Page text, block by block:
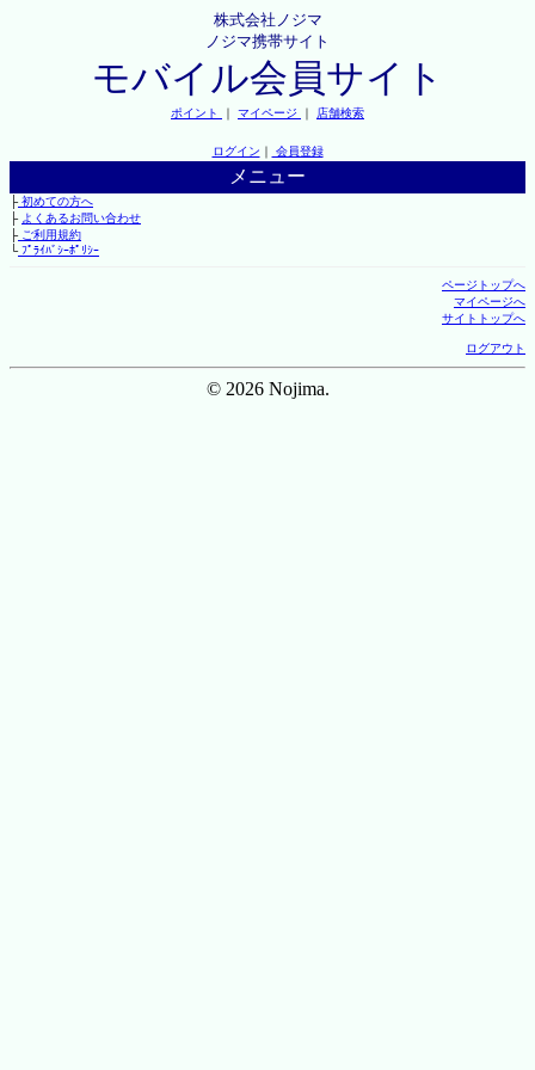
株式会社ノジマ
ノジマ携帯サイト
モバイル会員サイト
ポイント ｜ マイページ ｜ 店舗検索
ログイン ｜ 会員登録
メニュー
├初めての方へ
├ よくあるお問い合わせ
├ご利用規約
└ﾌﾟﾗｲﾊﾞｼｰﾎﾟﾘｼｰ
ページトップへ
マイページへ
サイトトップへ
ログアウト
© 2026 Nojima.